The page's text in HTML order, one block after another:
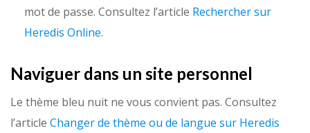
mot de passe. Consultez l’article Rechercher sur
Heredis Online.
Naviguer dans un site personnel
Le thème bleu nuit ne vous convient pas. Consultez
l’article Changer de thème ou de langue sur Heredis